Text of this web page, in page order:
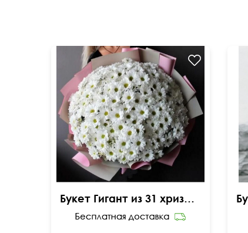
Букет Гигант из 31 хризантемы